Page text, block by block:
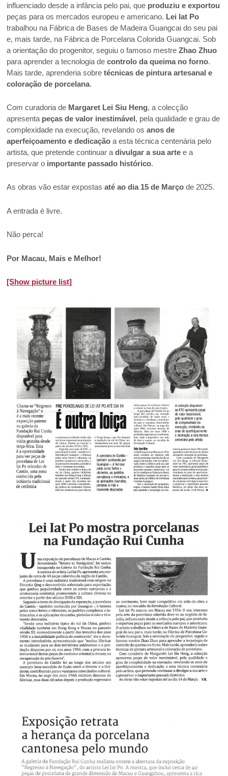
influenciado desde a infância pelo pai, que produziu e exportou
peças para os mercados europeu e americano. Lei Iat Po
trabalhou na Fábrica de Bases de Madeira Guangcai do seu pai
e, mais tarde, na Fábrica de Porcelana Colorida Guangcai. Sob
a orientação do progenitor, seguiu o famoso mestreZhao Zhuo
para aprender a tecnologia decontrolo da queima no forno.
Mais tarde, aprenderia sobretécnicas de pintura artesanal e
coloração de porcelana.
Com curadoria de Margaret Lei Siu Heng, a colecção
apresenta peças de valor inestimável, pela qualidade e grau de
complexidade na execução, revelando osanos de
aperfeiçoamento e dedicação a esta técnica centenária pelo
artista, que pretende continuar adivulgar a sua arte e a
preservar o importante passado histórico.
As obras vão estar expostasaté ao dia 15 de Março de 2025.
A entrada é livre.
Não perca!
Por Macau, Mais e Melhor!
[Show picture list]